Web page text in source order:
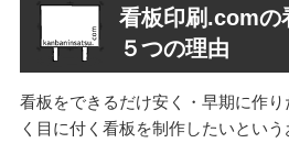
看板印刷.comの
５つの理由
看板をできるだけ安く・早期に作
く目に付く看板を制作したいとい